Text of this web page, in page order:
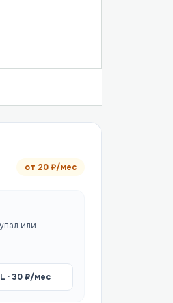
от 20₽/мес
или
·30₽/мес